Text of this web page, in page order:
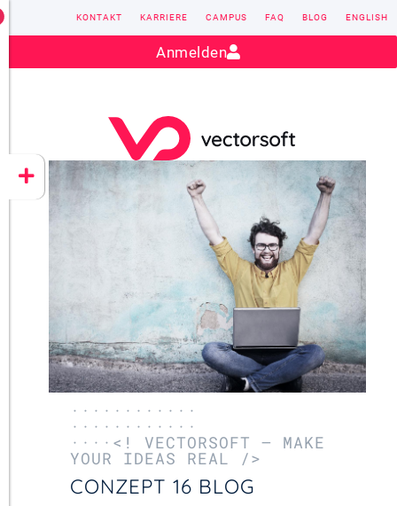
CONZEPT 16
YEET
Kontakt:sales@vectorsoft.de
KONTAKT KARRIERE CAMPUS FAQ BLOG ENGLISH
Anmelden
············
············
····<! VECTORSOFT – MAKE
YOUR IDEAS REAL />
CONZEPT 16 BLOG